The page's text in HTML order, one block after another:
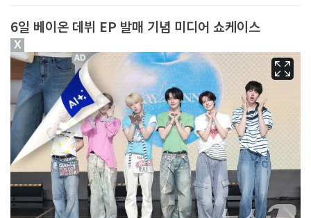
6일 베이온 데뷔 EP 발매 기념 미디어 쇼케이스
X